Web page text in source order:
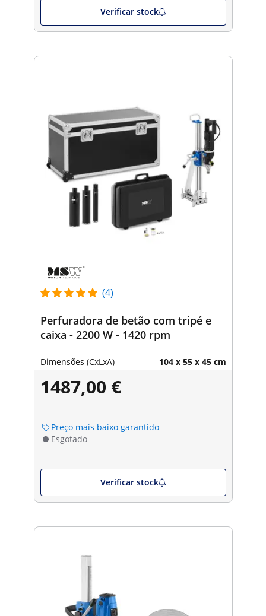
Verificar stock
(4)
Perfuradora de betão com tripé e
caixa - 2200 W - 1420 rpm
Dimensões (CxLxA) 104 x 55 x 45 cm
1487,00 €
Preço mais baixo garantido
Esgotado
Verificar stock